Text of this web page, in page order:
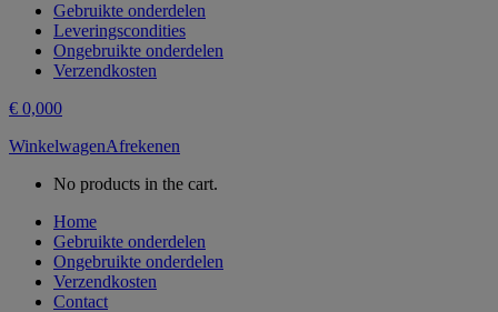
Gebruikte onderdelen
Leveringscondities
Ongebruikte onderdelen
Verzendkosten
€ 0,000
WinkelwagenAfrekenen
No products in the cart.
Home
Gebruikte onderdelen
Ongebruikte onderdelen
Verzendkosten
Contact